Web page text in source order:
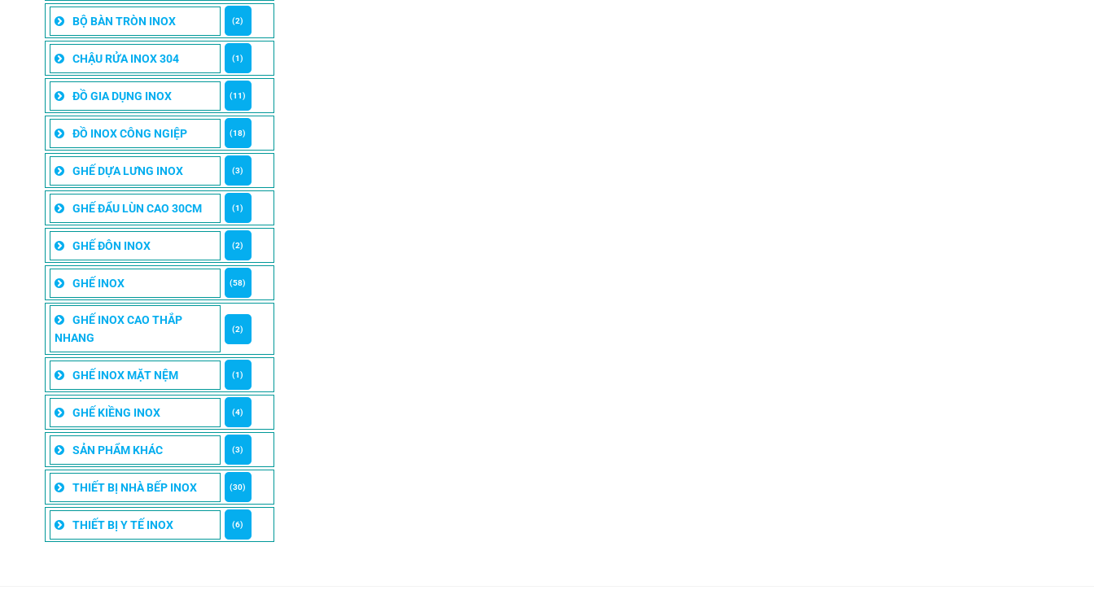
BỘ BÀN TRÒN INOX (2)
CHẬU RỬA INOX 304 (1)
ĐỒ GIA DỤNG INOX (11)
ĐỒ INOX CÔNG NGIỆP (18)
GHẾ DỰA LƯNG INOX (3)
GHẾ ĐẨU LÙN CAO 30CM (1)
GHẾ ĐÔN INOX (2)
GHẾ INOX (58)
GHẾ INOX CAO THẮP
NHANG
(2)
GHẾ INOX MẶT NỆM (1)
GHẾ KIỀNG INOX (4)
SẢN PHẨM KHÁC (3)
THIẾT BỊ NHÀ BẾP INOX (30)
THIẾT BỊ Y TẾ INOX (6)